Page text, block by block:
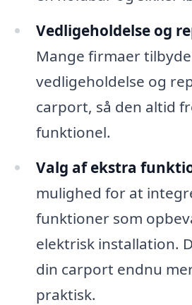
Vedligeholdelse og
Mange firmaer
vedligeholdelse og
carport, så den altid
funktionel.
Valg af ekstra
mulighed for at
funktioner som
elektrisk installation.
din carport endnu
praktisk.